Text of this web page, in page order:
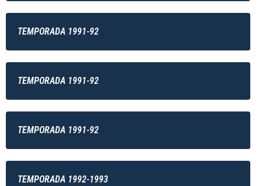
TEMPORADA 1991-92
TEMPORADA 1991-92
TEMPORADA 1991-92
TEMPORADA 1992-1993